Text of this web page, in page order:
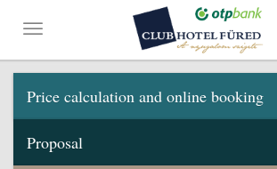
Price calculation and online booking
Proposal